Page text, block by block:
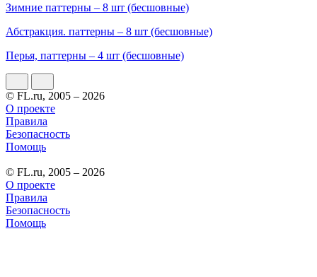
Зимние паттерны – 8 шт (бесшовные)
Абстракция. паттерны – 8 шт (бесшовные)
Перья, паттерны – 4 шт (бесшовные)
© FL.ru, 2005 – 2026
О проекте
Правила
Безопасность
Помощь
© FL.ru, 2005 – 2026
О проекте
Правила
Безопасность
Помощь